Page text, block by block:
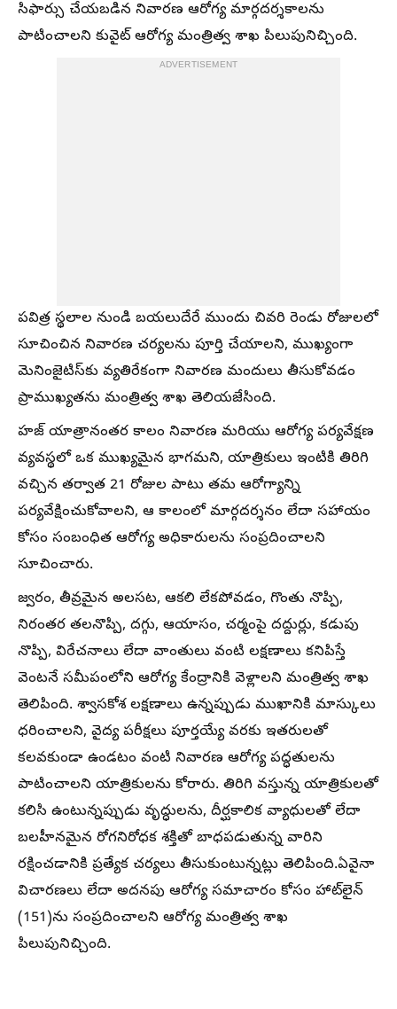
సిఫార్సు చేయబడిన నివారణ ఆరోగ్య మార్గదర్శకాలను
పాటించాలని కువైట్ ఆరోగ్య మంత్రిత్వ శాఖ పిలుపునిచ్చింది.
ADVERTISEMENT
పవిత్ర స్థలాల నుండి బయలుదేరే ముందు చివరి రెండు రోజులలో
సూచించిన నివారణ చర్యలను పూర్తి చేయాలని, ముఖ్యంగా
మెనింజైటిస్‌కు వ్యతిరేకంగా నివారణ మందులు తీసుకోవడం
ప్రాముఖ్యతను మంత్రిత్వ శాఖ తెలియజేసింది.
హజ్ యాత్రానంతర కాలం నివారణ మరియు ఆరోగ్య పర్యవేక్షణ
వ్యవస్థలో ఒక ముఖ్యమైన భాగమని, యాత్రికులు ఇంటికి తిరిగి
వచ్చిన తర్వాత 21 రోజుల పాటు తమ ఆరోగ్యాన్ని
పర్యవేక్షించుకోవాలని, ఆ కాలంలో మార్గదర్శనం లేదా సహాయం
కోసం సంబంధిత ఆరోగ్య అధికారులను సంప్రదించాలని
సూచించారు.
జ్వరం, తీవ్రమైన అలసట, ఆకలి లేకపోవడం, గొంతు నొప్పి,
నిరంతర తలనొప్పి, దగ్గు, ఆయాసం, చర్మంపై దద్దుర్లు, కడుపు
నొప్పి, విరేచనాలు లేదా వాంతులు వంటి లక్షణాలు కనిపిస్తే
వెంటనే సమీపంలోని ఆరోగ్య కేంద్రానికి వెళ్లాలని మంత్రిత్వ శాఖ
తెలిపింది. శ్వాసకోశ లక్షణాలు ఉన్నప్పుడు ముఖానికి మాస్కులు
ధరించాలని, వైద్య పరీక్షలు పూర్తయ్యే వరకు ఇతరులతో
కలవకుండా ఉండటం వంటి నివారణ ఆరోగ్య పద్ధతులను
పాటించాలని యాత్రికులను కోరారు. తిరిగి వస్తున్న యాత్రికులతో
కలిసి ఉంటున్నప్పుడు వృద్ధులను, దీర్ఘకాలిక వ్యాధులతో లేదా
బలహీనమైన రోగనిరోధక శక్తితో బాధపడుతున్న వారిని
రక్షించడానికి ప్రత్యేక చర్యలు తీసుకుంటున్నట్లు తెలిపింది.ఏవైనా
విచారణలు లేదా అదనపు ఆరోగ్య సమాచారం కోసం హాట్‌లైన్
(151)ను సంప్రదించాలని ఆరోగ్య మంత్రిత్వ శాఖ
పిలుపునిచ్చింది.